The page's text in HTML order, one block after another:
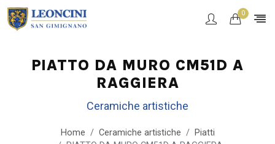
0
PIATTO DA MURO CM51D A
RAGGIERA
Ceramiche artistiche
Home Ceramiche artistiche
Piatti